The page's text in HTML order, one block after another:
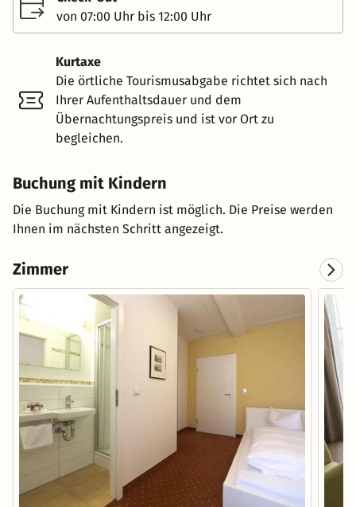
von 07:00 Uhr bis 12:00 Uhr
Kurtaxe
Die örtliche Tourismusabgabe richtet sich nach
Ihrer Aufenthaltsdauer und dem
Übernachtungspreis und ist vor Ort zu
begleichen.
Buchung mit Kindern
Die Buchung mit Kindern ist möglich. Die Preise werden
Ihnen im nächsten Schritt angezeigt.
Zimmer